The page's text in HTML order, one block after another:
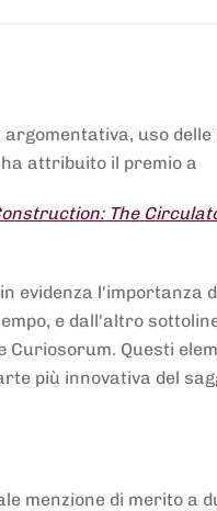
uso
attribuito il premio a
The
evidenza l'importanza
e dall'altro
Curiosorum. Questi
più innovativa del
menzione di merito a